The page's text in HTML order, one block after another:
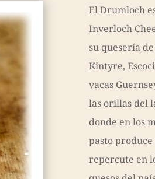
El Drumloch
Inverloch
su quesería
Kintyre,
vacas
las orillas del
donde en los
pasto
repercute en